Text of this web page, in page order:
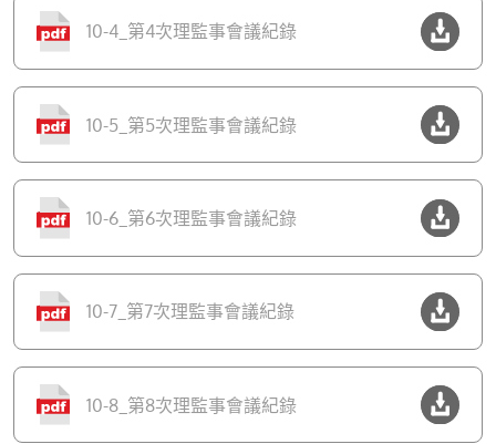
10-4_第4次理監事會議紀錄
10-5_第5次理監事會議紀錄
10-6_第6次理監事會議紀錄
10-7_第7次理監事會議紀錄
10-8_第8次理監事會議紀錄